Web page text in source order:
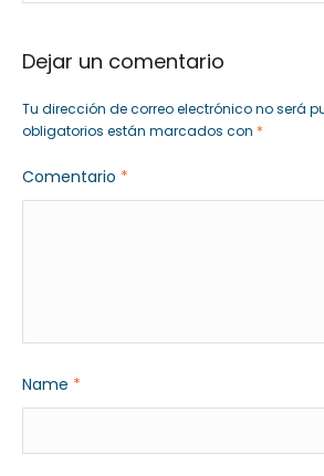
Dejar un comentario
Tu dirección de correo electrónico no será
obligatorios están marcados con *
Comentario *
Name *